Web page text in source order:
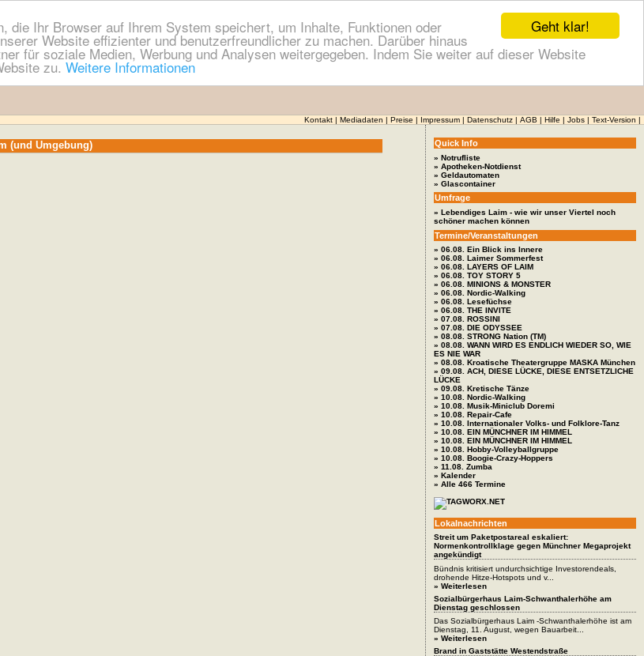
Geht klar!
Ihr Browser auf Ihrem System speichert, um Inhalte, Funktionen oder
Website effizienter und benutzerfreundlicher zu machen. Darüber hinaus
für soziale Medien, Werbung und Analysen weitergegeben. Indem Sie weiter auf dieser Website
zu. Weitere Informationen
Kontakt Mediadaten Preise Impressum Datenschutz AGB Hilfe Jobs Text-Version
(und Umgebung) Quick Info
» Notrufliste
» Apotheken-Notdienst
» Geldautomaten
» Glascontainer
Umfrage
» Lebendiges Laim - wie wir unser Viertel noch
schöner machen können
Termine/Veranstaltungen
» 06.08. Ein Blick ins Innere
» 06.08. Laimer Sommerfest
» 06.08. LAYERS OF LAIM
» 06.08. TOY STORY 5
» 06.08. MINIONS & MONSTER
» 06.08. Nordic-Walking
» 06.08. Lesefüchse
» 06.08. THE INVITE
» 07.08. ROSSINI
» 07.08. DIE ODYSSEE
» 08.08. STRONG Nation (TM)
» 08.08. WANN WIRD ES ENDLICH WIEDER SO, WIE
ES NIE WAR
» 08.08. Kroatische Theatergruppe MASKA München
» 09.08. ACH, DIESE LÜCKE, DIESE ENTSETZLICHE
LÜCKE
» 09.08. Kretische Tänze
» 10.08. Nordic-Walking
» 10.08. Musik-Miniclub Doremi
» 10.08. Repair-Cafe
» 10.08. Internationaler Volks- und Folklore-Tanz
» 10.08. EIN MÜNCHNER IM HIMMEL
» 10.08. EIN MÜNCHNER IM HIMMEL
» 10.08. Hobby-Volleyballgruppe
» 10.08. Boogie-Crazy-Hoppers
» 11.08. Zumba
» Kalender
» Alle 466 Termine
Lokalnachrichten
Streit um Paketpostareal eskaliert:
Normenkontrollklage gegen Münchner Megaprojekt
angekündigt
Bündnis kritisiert undurchsichtige Investorendeals,
drohende Hitze-Hotspots und v...
» Weiterlesen
Sozialbürgerhaus Laim-Schwanthalerhöhe am
Dienstag geschlossen
Das Sozialbürgerhaus Laim -Schwanthalerhöhe ist am
Dienstag, 11. August, wegen Bauarbeit...
» Weiterlesen
Brand in Gaststätte Westendstraße